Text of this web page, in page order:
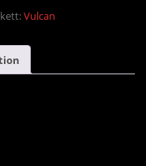
Vulcan